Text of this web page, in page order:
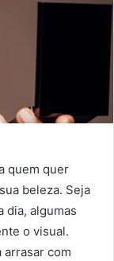
quem quer
beleza. Seja
dia, algumas
o visual.
arrasar com